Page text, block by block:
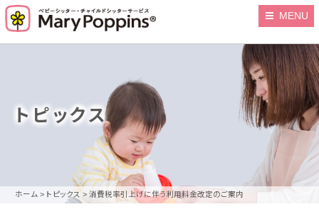
MENU
トピックス
ホーム > トピックス >消費税率引上げに伴う利用料金改定のご案内